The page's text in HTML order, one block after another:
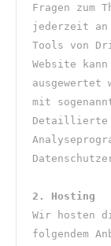
Fragen zum
jederzeit an
Tools von
Website
ausgewertet
mit
Detaillierte
2. Hosting
Wir hosten
folgendem